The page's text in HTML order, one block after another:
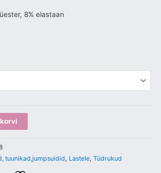
8% elastaan
tuunikad,jumpsuidid, Lastele, Tüdrukud